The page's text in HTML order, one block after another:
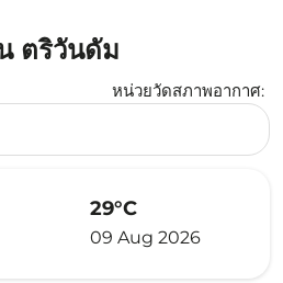
ตริวันดัม
หน่วยวัดสภาพอากาศ:
ยส Selected
29°C
09 Aug 2026